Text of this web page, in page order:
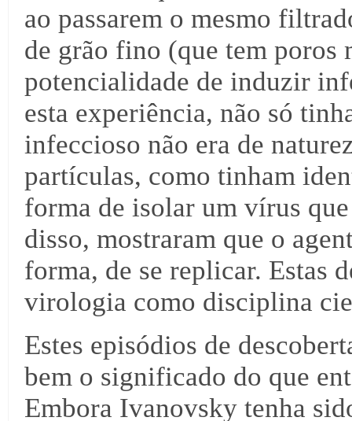
ao passarem o mesmo
de grão fino (que tem
potencialidade de induzir
esta experiência, não só
infeccioso não era de
partículas, como tinham
forma de isolar um vírus
disso, mostraram que o
forma, de se replicar. Estas
virologia como disciplina
Estes episódios de
bem o significado do que
Embora Ivanovsky tenha